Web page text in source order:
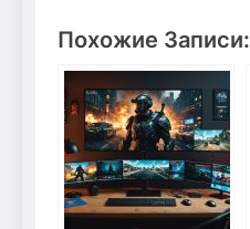
Похожие Записи: